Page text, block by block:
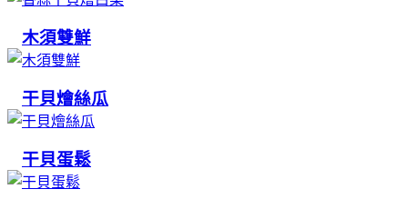
木須雙鮮
干貝燴絲瓜
干貝蛋鬆